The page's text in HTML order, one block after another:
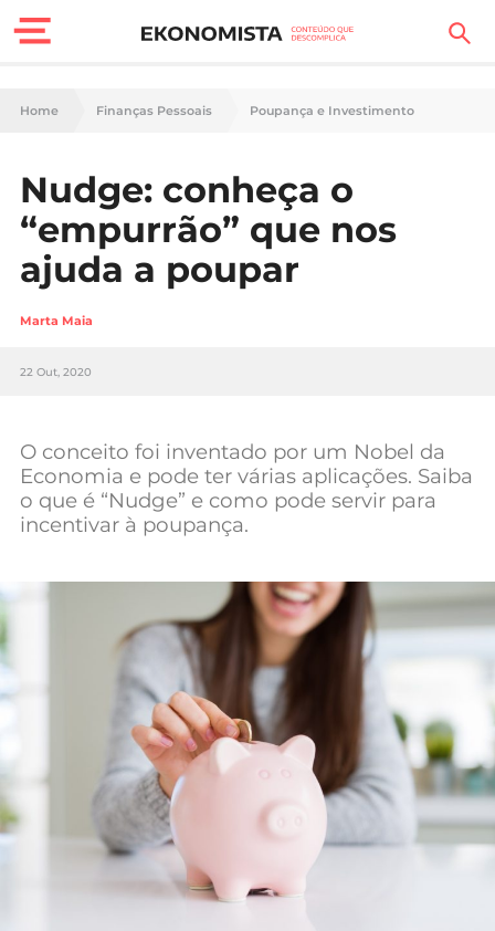
Finanças Pessoais
Carreira
Casa
Lifestyle
Sociedade
Negócios
Mundial 2026
Home Finanças Pessoais Poupança e Investimento
Nudge: conheça o
“empurrão” que nos
ajuda a poupar
Marta Maia
22 Out, 2020
O conceito foi inventado por um Nobel da
Economia e pode ter várias aplicações. Saiba
o que é “Nudge” e como pode servir para
incentivar à poupança.